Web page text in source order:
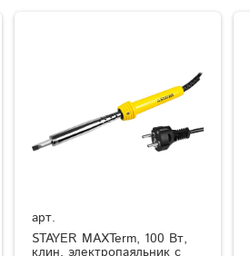
арт.
STAYER MAXTerm, 100 Вт,
клин, электропаяльник с